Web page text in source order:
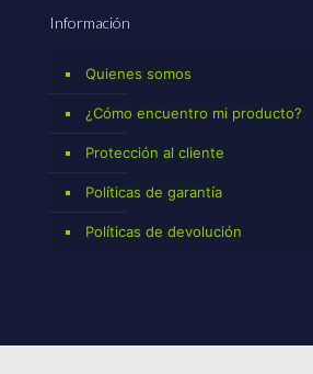
Información
Quienes somos
¿Cómo encuentro mi producto?
Protección al cliente
Políticas de garantía
Políticas de devolución